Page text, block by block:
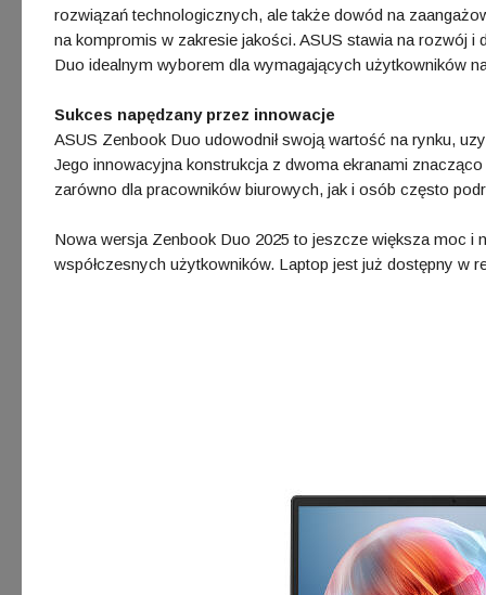
rozwiązań technologicznych, ale także dowód na
na kompromis w zakresie jakości. ASUS stawia na rozwój
Duo idealnym wyborem dla wymagających użytkowników
Sukces napędzany przez innowacje
ASUS Zenbook Duo udowodnił swoją wartość na rynku,
Jego innowacyjna konstrukcja z dwoma ekranami
zarówno dla pracowników biurowych, jak i osób często
Nowa wersja Zenbook Duo 2025 to jeszcze większa moc
współczesnych użytkowników. Laptop jest już dostępny w